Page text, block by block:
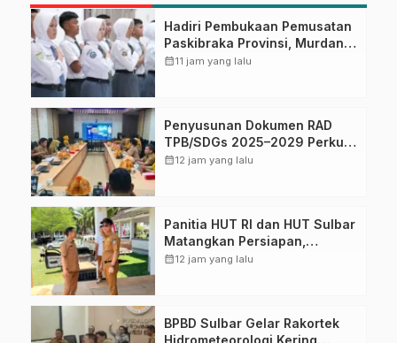
Hadiri Pembukaan Pemusatan
Paskibraka Provinsi, Murdanil:
Ini Membentuk Karakter
calendar_month11 jam yang lalu
Penyusunan Dokumen RAD
TPB/SDGs 2025–2029 Perkuat
Arah Pembangunan
calendar_month12 jam yang lalu
Panitia HUT RI dan HUT Sulbar
Matangkan Persiapan,
Berbagai Lomba Akan
calendar_month12 jam yang lalu
BPBD Sulbar Gelar Rakortek
Hidrometeorologi Kering